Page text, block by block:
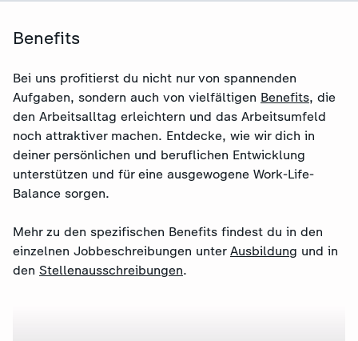
:Volontariat Bildmischung /
Bildregie
Trainee
Benefits
Bei uns profitierst du nicht nur von spannenden
Aufgaben, sondern auch von vielfältigen Benefits, die
den Arbeitsalltag erleichtern und das Arbeitsumfeld
noch attraktiver machen. Entdecke, wie wir dich in
deiner persönlichen und beruflichen Entwicklung
unterstützen und für eine ausgewogene Work-Life-
Balance sorgen.
Mehr zu den spezifischen Benefits findest du in den
einzelnen Jobbeschreibungen unter Ausbildung und in
den Stellenausschreibungen.